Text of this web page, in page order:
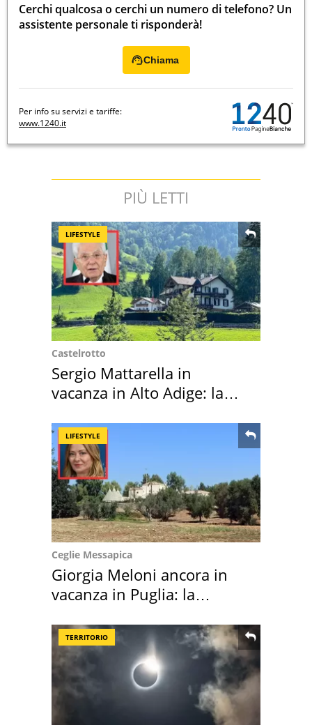
Cerchi qualcosa o cerchi un numero di telefono? Un
assistente personale ti risponderà!
Chiama
Per info su servizi e tariffe:
www.1240.it
PIÙ LETTI
LIFESTYLE
Castelrotto
Sergio Mattarella in
vacanza in Alto Adige: la
LIFESTYLE
Ceglie Messapica
Giorgia Meloni ancora in
vacanza in Puglia: la
TERRITORIO